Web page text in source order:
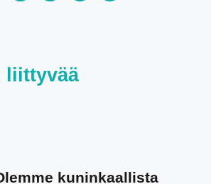
liittyvää
kuninkaallista